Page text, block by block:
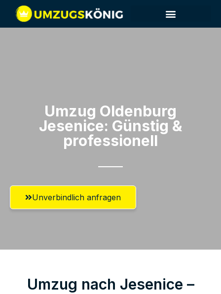
Umzug Oldenburg​
Jesenice: Günstig &
professionell​
Unverbindlich anfragen
Umzug nach Jesenice –